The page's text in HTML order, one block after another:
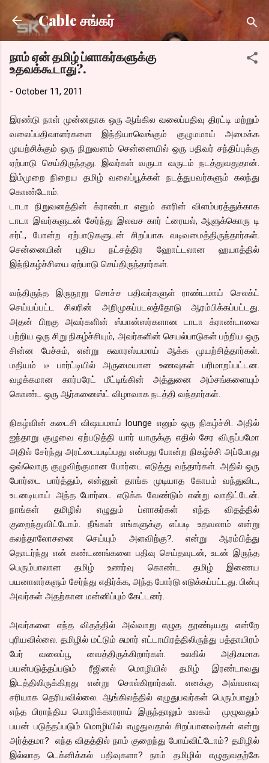
Skip to main content
Cable சங்கர்
நாம் ஏன் தமிழ் ப்ளாகர்களுக்கு
உதவக்கூடாது?.
- October 11, 2011
இரண்டு நாள் முன்னதாக ஒரு ஆங்கில வலைப்பதிவு திரட்டி மற்றும்
வலைப்பதிவாளர்களை இந்தியாவெங்கும் குழுமமாய் அமைக்க
முயற்சிக்கும் ஒரு நிறுவனம் சென்னையில் ஒரு பதிவர் சந்திப்புக்கு
ஏற்பாடு செய்திருந்தது. இவர்கள் வருடா வருடம் நடத்துவதுதான்.
இம்முறை நிறைய தமிழ் வலைப்பூக்கள் நடத்துபவர்களும் கலந்து
கொண்டோம்.
டாடா நிறுவனத்தின் க்ராண்டா எனும் காரின் விளம்பரத்துக்காக
டாடா இவர்களுடன் சேர்ந்து இலவச கார் ட்ரையல், ஆளுக்கொரு டி
சர்ட், போன்ற ஏற்பாடுகளுடன் சிறப்பாக வடிவமைத்திருந்தார்கள்.
சென்னையின் புதிய நட்சத்திர ஹோட்டலான ஹயாத்தில்
இந்நிகழ்ச்சியை ஏற்பாடு செய்திருந்தார்கள்.
வந்திருந்த இருநூறு சொச்ச பதிவர்களுள் ராண்டமாய் செலக்ட்
செய்யப்பட்ட சிலரின் அறிமுகப்படலத்தோடு ஆரம்பிக்கப்பட்டது.
அதன் பிறகு அவர்களின் ஸ்பான்ஸர்களான டாடா க்ராண்டாவை
பற்றிய ஒரு சிறு நிகழ்ச்சியும், அவர்களின் செயல்பாடுகள் பற்றிய ஒரு
சின்ன பேச்சும், என்று சுவாரஸ்யமாய் ஆக்க முயற்சித்தார்கள்.
மதியம் டீ பார்ட்டியில் அருமையான உணவுகள் பரிமாறப்பட்டன.
வழக்கமான கார்பரேட் மீட்டிங்கின் அத்துனை அம்சங்களையும்
கொண்ட ஒரு ஆர்கனைஸ்ட் விழாவாக நடத்தி வந்தார்கள்.
நிகழ்வின் கடைசி விஷயமாய் lounge எனும் ஒரு நிகழ்ச்சி. அதில்
ஐந்தாறு குழுவை ஏற்படுத்தி யார் யாருக்கு எதில் சேர விருப்பமோ
அதில் சேர்ந்து அரட்டையடிப்பது என்பது போன்ற நிகழ்ச்சி அப்போது
ஒவ்வொரு குழுவிற்குமான போர்டை எடுத்து வந்தார்கள். அதில் ஒரு
போர்டை பார்த்தும், என்னுள் தாங்க முடியாத கோபம் வந்துவிட,
உடனடியாய் அந்த போர்டை எடுக்க வேண்டும் என்று வாதிட்டேன்.
நாங்கள் தமிழில் எழுதும் ப்ளாகர்கள் எந்த விதத்தில்
குறைந்துவிட்டோம். நீங்கள் எங்களுக்கு எப்படி உதவலாம் என்று
கலந்தாலோசனை செய்யும் அளவிற்கு?. என்று ஆரம்பித்து
தொடர்ந்து என் கண்டணங்களை பதிவு செய்தவுடன், உடன் இருந்த
பெரும்பாலான தமிழ் உணர்வு கொண்ட தமிழ் இணைய
பயனாளர்களும் சேர்ந்து எதிர்க்க, அந்த போர்டு எடுக்கப்பட்டது. பின்பு
அவர்கள் அதற்கான மன்னிப்பும் கேட்டனர்.
அவர்களை எந்த விதத்தில் அவ்வாறு எழுத தூண்டியது என்றே
புரியவில்லை. தமிழில் மட்டும் சுமார் எட்டாயிரத்திலிருந்து பத்தாயிரம்
பேர் வலைப்பூ வைத்திருக்கிறார்கள். உலகில் அதிகமாக
பயன்படுத்தப்படும் ரீஜினல் மொழியில் தமிழ் இரண்டாவது
இடத்திலிருக்கிறது என்று சொல்கிறார்கள். எனக்கு அவ்வளவு
சரியாக தெரியவில்லை. ஆங்கிலத்தில் எழுதுபவர்கள் பெரும்பாலும்
எந்த பிராந்திய மொழிக்காரராய் இருந்தாலும் உலகம் முழுவதும்
பயன் படுத்தப்படும் மொழியில் எழுதுவதால் சிறப்பானவர்கள் என்று
அர்த்தமா? எந்த விதத்தில் நாம் குறைந்து போய்விட்டோம்? தமிழில்
இல்லாத டெக்னிக்கல் பதிவுகளா? நாம் தமிழில் எழுதுவதற்கே